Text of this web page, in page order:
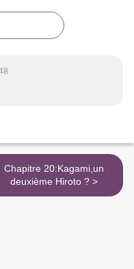
Chapitre 20:Kagami,un
deuxième Hiroto ? >